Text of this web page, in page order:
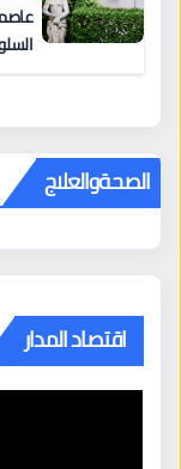
الصحةوالعلاج
اقتصاد المدار